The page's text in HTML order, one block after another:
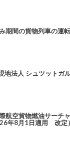
期間の貨物列車の運
地法人 シュツットガ
航空貨物燃油サーチ
年8月1日適用 改定）